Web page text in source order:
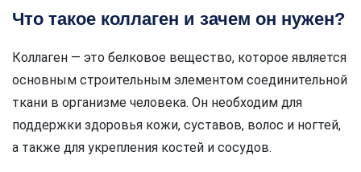
Что такое коллаген и зачем он нужен?
Коллаген — это белковое вещество, которое является
основным строительным элементом соединительной
ткани в организме человека. Он необходим для
поддержки здоровья кожи, суставов, волос и ногтей,
а также для укрепления костей и сосудов.